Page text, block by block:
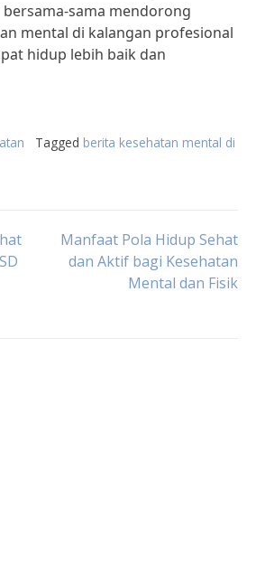
sama mendorong
mental di kalangan profesional
hidup lebih baik dan
Tagged berita kesehatan mental di
Manfaat Pola Hidup Sehat
dan Aktif bagi Kesehatan
Mental dan Fisik